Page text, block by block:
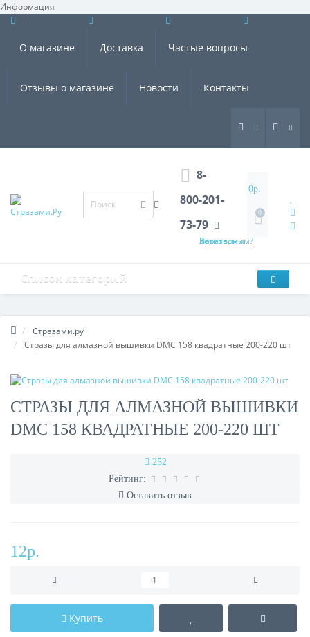
Информация ×
О магазине Доставка Частые вопросы
Отзывы о магазине Новости Контакты
8-
800-201-
73-79
Хотите, мы Вам перезвоним?
0р.
0
Список категорий
Стразами.ру
Стразы для алмазной вышивки DMC 158 квадратные 200-220 шт
СТРАЗЫ ДЛЯ АЛМАЗНОЙ ВЫШИВКИ
DMC 158 КВАДРАТНЫЕ 200-220 ШТ
252
Рейтинг:
Оставить отзыв
12р.
Купить